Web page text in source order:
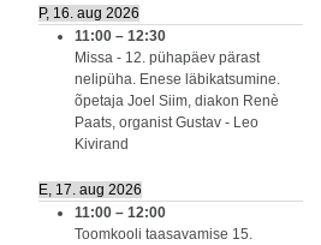
P, 16. aug 2026
11:00 – 12:30
Missa - 12. pühapäev pärast
nelipüha. Enese läbikatsumine.
õpetaja Joel Siim, diakon Renè
Paats, organist Gustav - Leo
Kivirand
E, 17. aug 2026
11:00 – 12:00
Toomkooli taasavamise 15.